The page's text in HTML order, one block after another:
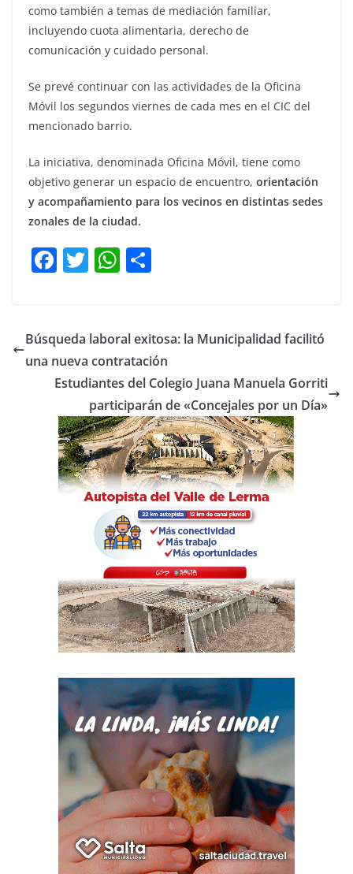
como también a temas de mediación familiar,
incluyendo cuota alimentaria, derecho de
comunicación y cuidado personal.
Se prevé continuar con las actividades de la Oficina
Móvil los segundos viernes de cada mes en el CIC del
mencionado barrio.
La iniciativa, denominada Oficina Móvil, tiene como
objetivo generar un espacio de encuentro, orientación
y acompañamiento para los vecinos en distintas sedes
zonales de la ciudad.
F
e
b
o
o
k
T
er
W
s
A
p
p
p
ar
tir
Búsqueda laboral exitosa: la Municipalidad facilitó
una nueva contratación
Estudiantes del Colegio Juana Manuela Gorriti
participarán de «Concejales por un Día»